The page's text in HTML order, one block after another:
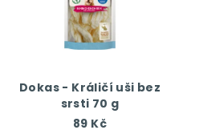
Dokas - Králičí uši bez
srsti 70 g
89 Kč